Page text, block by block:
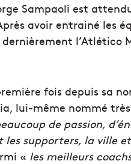
Sampaoli est
avoir entrainé les
l’Atlético
fois depuis sa
lui-même nommé
de passion,
les supporters, la ville
« les meilleurs